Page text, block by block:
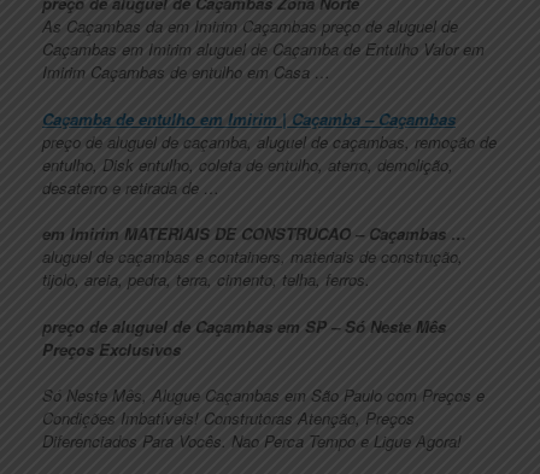
As Caçambas da em Imirim Caçambas preço de aluguel de
Caçambas em Imirim aluguel de Caçamba de Entulho Valor em
Imirim Caçambas de entulho em Casa …
Caçamba de entulho em Imirim | Caçamba – Caçambas
preço de aluguel de caçamba, aluguel de caçambas, remoção de
entulho, Disk entulho, coleta de entulho, aterro, demolição,
desaterro e retirada de …
em Imirim MATERIAIS DE CONSTRUCAO – Caçambas …
aluguel de caçambas e containers, materiais de construção,
tijolo, areia, pedra, terra, cimento, telha, ferros.
preço de aluguel de Caçambas em SP – Só Neste Mês
Preços Exclusivos
Só Neste Mês, Alugue Caçambas em São Paulo com Preços e
Condições Imbatíveis! Construtoras Atenção, Preços
Diferenciados Para Vocês. Nao Perca Tempo e Ligue Agora!